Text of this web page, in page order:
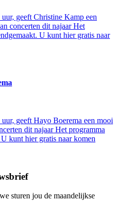
geeft Christine Kamp een
concerten dit najaar Het
U kunt hier gratis naar
geeft Hayo Boerema een mooi
dit najaar Het programma
kunt hier gratis naar komen
sturen jou de maandelijkse